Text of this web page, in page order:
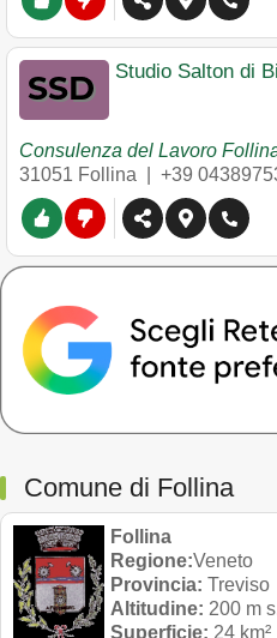
Studio Salton di
Consulenza del Lavoro
31051 Follina +39
Comune di Follina
Follina
Regione:Veneto
Provincia: Treviso
Altitudine: 200 m
Superficie: 24 km²